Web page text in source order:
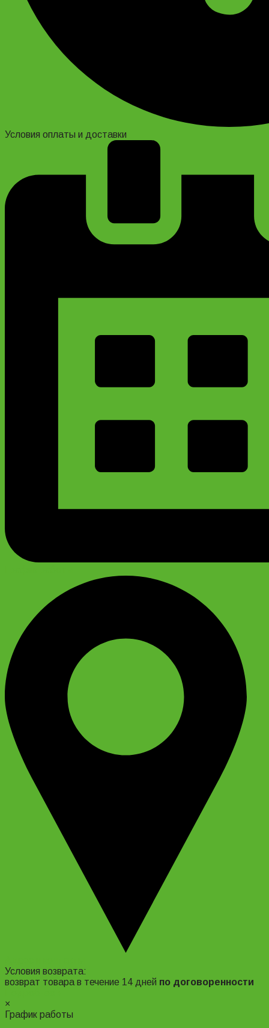
Условия оплаты и доставки
Условия возврата:
возврат товара в течение 14 дней по договоренности
×
График работы